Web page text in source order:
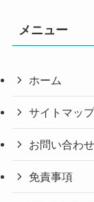
メニュー
ホーム
サイトマッ
お問い合わせ
免責事項